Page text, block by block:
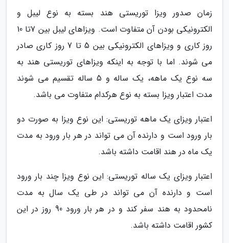
زمان صدور ویزا توریستی هند بسته به نوع لیبل و
الکترونیکی بودن آن متفاوت است. ویزاهای لیبل بین 7تا 10
روز کاری و ویزاهای الکترونیکی بین 5 تا 7 روز کاری صادر
می شوند. اما با توجه به اینکه ویزاهای توریستی هند به
سه نوع یک ماهه، یک ساله و 5 ساله تقسیم می شوند
مدت اعتبار ویزا بسته به نوع هرکدام متفاوت می باشد.
اعتبار ویزای یک ماهه توریستی: این نوع ویزا به صورت دو
بار ورود است و دارنده آن می تواند در هر بار ورود به مدت
یک ماه در هند اقامت داشته باشد.
اعتبار ویزای یک ساله توریستی: این نوع ویزا چند بار ورود
است و دارنده آن می تواند در طی یک سال به مدت
نامحدود به هند سفر کند و در هر بار ورود 90 روز در این
کشور اقامت داشته باشد.